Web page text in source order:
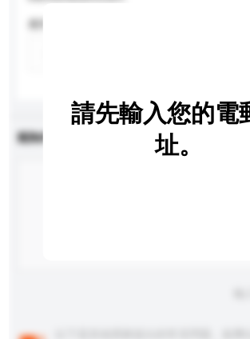
查詢內容
請先輸入您的電
址。